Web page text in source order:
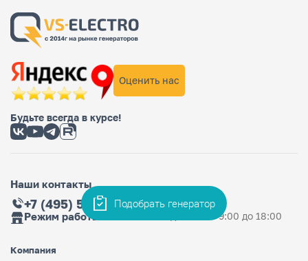
Оценить нас
Будьте всегда в курсе!
Наши контакты
+7 (495) 565-36-33
Режим работы магазина Ежедневно: с 9:00 до 18:00
Компания
Подобрать генератор